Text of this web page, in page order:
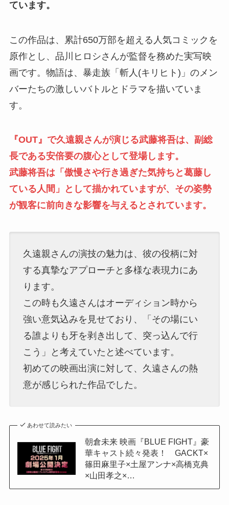
ています。
この作品は、累計650万部を超える人気コミックを
原作とし、品川ヒロシさんが監督を務めた実写映
画です。物語は、暴走族「斬人(キリヒト)」のメン
バーたちの激しいバトルとドラマを描いていま
す。
『OUT』で久遠親さんが演じる武藤将吾は、副総
長である安倍要の腹心として登場します。
武藤将吾は「傲慢さや行き過ぎた気持ちと葛藤し
ている人間」として描かれていますが、その姿勢
が観客に前向きな影響を与えるとされています。
久遠親さんの演技の魅力は、彼の役柄に対
する真摯なアプローチと多様な表現力にあ
ります。
この時も久遠さんはオーディション時から
強い意気込みを見せており、「その場にい
る誰よりも牙を剥き出して、突っ込んで行
こう」と考えていたと述べています。
初めての映画出演に対して、久遠さんの熱
意が感じられた作品でした。
あわせて読みたい
朝倉未来 映画『BLUE FIGHT』豪
華キャスト続々発表！ GACKT×
篠田麻里子×土屋アンナ×高橋克典
×山田孝之×…